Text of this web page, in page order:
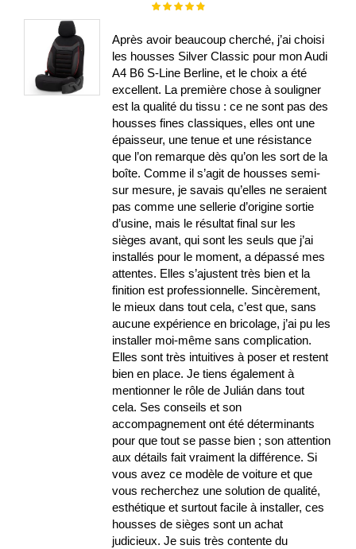
Évaluation :
Après avoir beaucoup cherché, j’ai choisi
les housses Silver Classic pour mon Audi
A4 B6 S-Line Berline, et le choix a été
excellent. La première chose à souligner
est la qualité du tissu : ce ne sont pas des
housses fines classiques, elles ont une
épaisseur, une tenue et une résistance
que l’on remarque dès qu’on les sort de la
boîte. Comme il s’agit de housses semi-
sur mesure, je savais qu’elles ne seraient
pas comme une sellerie d’origine sortie
d’usine, mais le résultat final sur les
sièges avant, qui sont les seuls que j’ai
installés pour le moment, a dépassé mes
attentes. Elles s’ajustent très bien et la
finition est professionnelle. Sincèrement,
le mieux dans tout cela, c’est que, sans
aucune expérience en bricolage, j’ai pu les
installer moi-même sans complication.
Elles sont très intuitives à poser et restent
bien en place. Je tiens également à
mentionner le rôle de Julián dans tout
cela. Ses conseils et son
accompagnement ont été déterminants
pour que tout se passe bien ; son attention
aux détails fait vraiment la différence. Si
vous avez ce modèle de voiture et que
vous recherchez une solution de qualité,
esthétique et surtout facile à installer, ces
housses de sièges sont un achat
judicieux. Je suis très contente du